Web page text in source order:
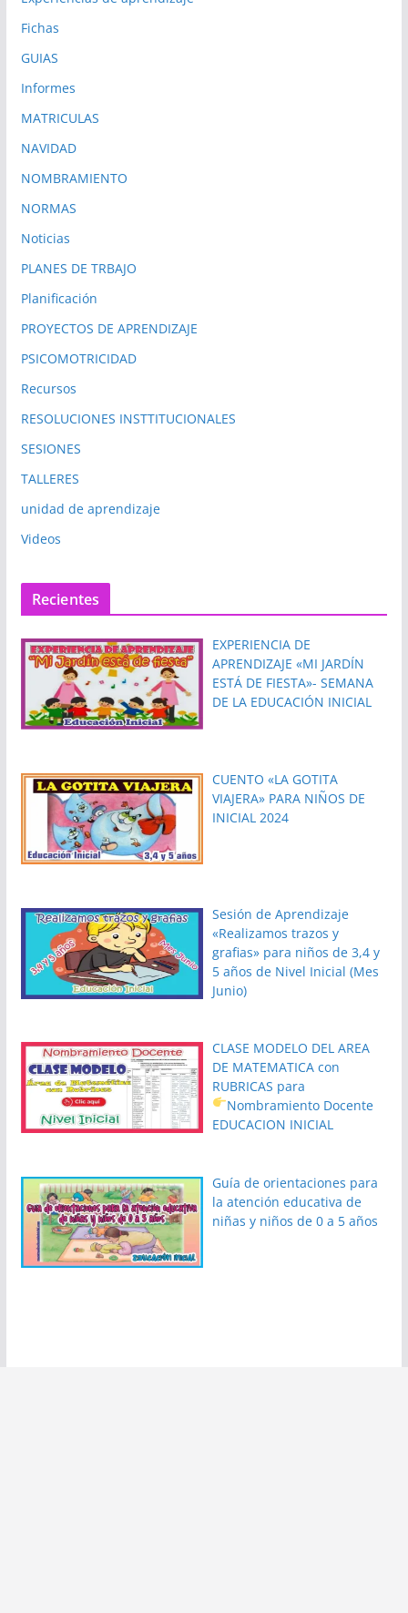
Fichas
GUIAS
Informes
MATRICULAS
NAVIDAD
NOMBRAMIENTO
NORMAS
Noticias
PLANES DE TRBAJO
Planificación
PROYECTOS DE APRENDIZAJE
PSICOMOTRICIDAD
Recursos
RESOLUCIONES INSTTITUCIONALES
SESIONES
TALLERES
unidad de aprendizaje
Videos
Recientes
EXPERIENCIA DE
APRENDIZAJE «MI JARDÍN
ESTÁ DE FIESTA»- SEMANA
DE LA EDUCACIÓN INICIAL
CUENTO «LA GOTITA
VIAJERA» PARA NIÑOS DE
INICIAL 2024
Sesión de Aprendizaje
«Realizamos trazos y
grafias» para niños de 3,4 y
5 años de Nivel Inicial (Mes
Junio)
CLASE MODELO DEL AREA
DE MATEMATICA con
RUBRICAS para
Nombramiento Docente
EDUCACION INICIAL
Guía de orientaciones para
la atención educativa de
niñas y niños de 0 a 5 años